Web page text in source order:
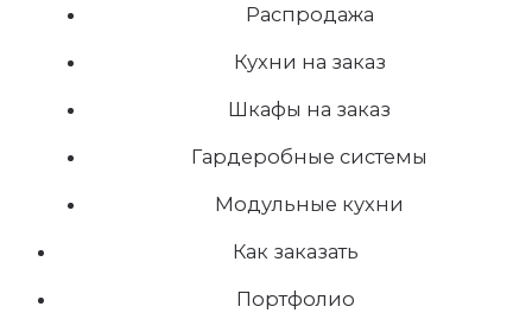
Распродажа
Кухни на заказ
Шкафы на заказ
Гардеробные системы
Модульные кухни
Как заказать
Портфолио